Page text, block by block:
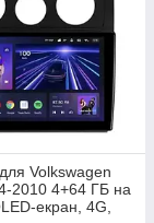
Volkswagen
2010 4+64 ГБ на
екран, 4G,